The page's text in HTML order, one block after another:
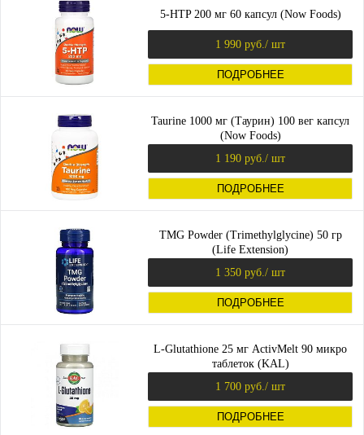
5-HTP 200 мг 60 капсул (Now Foods)
1 990 руб. / шт
ПОДРОБНЕЕ
Taurine 1000 мг (Таурин) 100 вег капсул
(Now Foods)
1 190 руб. / шт
ПОДРОБНЕЕ
TMG Powder (Trimethylglycine) 50 гр
(Life Extension)
1 350 руб. / шт
ПОДРОБНЕЕ
L-Glutathione 25 мг ActivMelt 90 микро
таблеток (KAL)
1 700 руб. / шт
ПОДРОБНЕЕ